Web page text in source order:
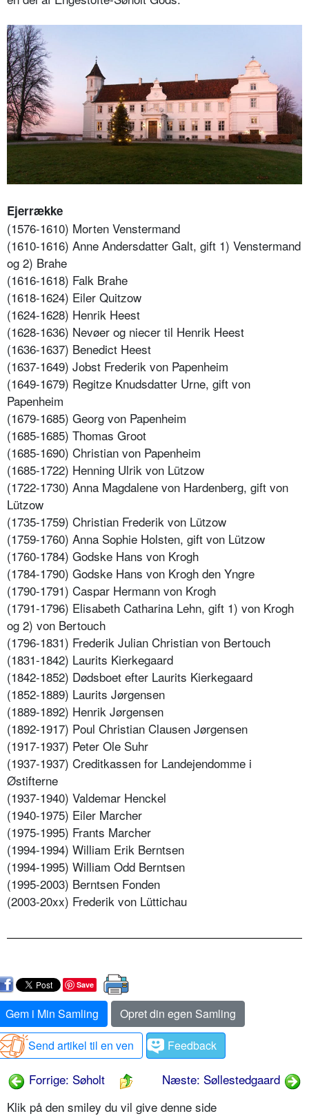
Ejerrække
(1576-1610) Morten Venstermand
(1610-1616) Anne Andersdatter Galt, gift 1) Venstermand
og 2) Brahe
(1616-1618) Falk Brahe
(1618-1624) Eiler Quitzow
(1624-1628) Henrik Heest
(1628-1636) Nevøer og niecer til Henrik Heest
(1636-1637) Benedict Heest
(1637-1649) Jobst Frederik von Papenheim
(1649-1679) Regitze Knudsdatter Urne, gift von
Papenheim
(1679-1685) Georg von Papenheim
(1685-1685) Thomas Groot
(1685-1690) Christian von Papenheim
(1685-1722) Henning Ulrik von Lützow
(1722-1730) Anna Magdalene von Hardenberg, gift von
Lützow
(1735-1759) Christian Frederik von Lützow
(1759-1760) Anna Sophie Holsten, gift von Lützow
(1760-1784) Godske Hans von Krogh
(1784-1790) Godske Hans von Krogh den Yngre
(1790-1791) Caspar Hermann von Krogh
(1791-1796) Elisabeth Catharina Lehn, gift 1) von Krogh
og 2) von Bertouch
(1796-1831) Frederik Julian Christian von Bertouch
(1831-1842) Laurits Kierkegaard
(1842-1852) Dødsboet efter Laurits Kierkegaard
(1852-1889) Laurits Jørgensen
(1889-1892) Henrik Jørgensen
(1892-1917) Poul Christian Clausen Jørgensen
(1917-1937) Peter Ole Suhr
(1937-1937) Creditkassen for Landejendomme i
Østifterne
(1937-1940) Valdemar Henckel
(1940-1975) Eiler Marcher
(1975-1995) Frants Marcher
(1994-1994) William Erik Berntsen
(1994-1995) William Odd Berntsen
(1995-2003) Berntsen Fonden
(2003-20xx) Frederik von Lüttichau
Save
Gem i Min Samling
Opret din egen Samling
Send artikel til en ven
Feedback
Forrige: Søholt
Næste: Søllestedgaard
Klik på den smiley du vil give denne side